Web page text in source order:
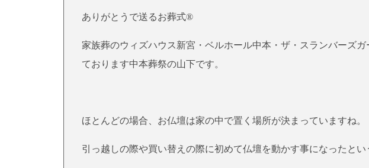
ありがとうで送るお葬式®
家族葬のウィズハウス新宮・ベルホール中本・ザ・スランバーズ
ております中本葬祭の山下です。
ほとんどの場合、お仏壇は家の中で置く場所が決まっていますね。
引っ越しの際や買い替えの際に初めて仏壇を動かす事になったとい